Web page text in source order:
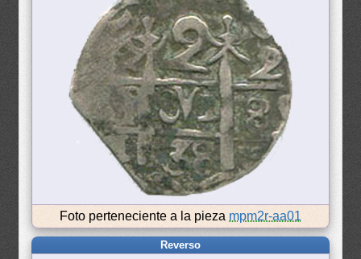
Foto perteneciente a la pieza mpm2r-aa01
Reverso